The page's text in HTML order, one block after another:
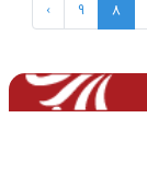
8
9
›